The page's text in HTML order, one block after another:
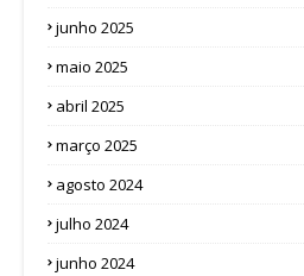
junho 2025
maio 2025
abril 2025
março 2025
agosto 2024
julho 2024
junho 2024